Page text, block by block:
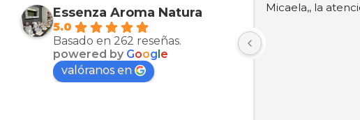
Essenza Aroma Natura
5.0
Basado en 262 reseñas.
powered by Google
valóranos en
Muy bien productos Micaela,, la